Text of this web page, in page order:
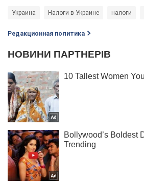
Украина Налоги в Украине налоги
Редакционная политика